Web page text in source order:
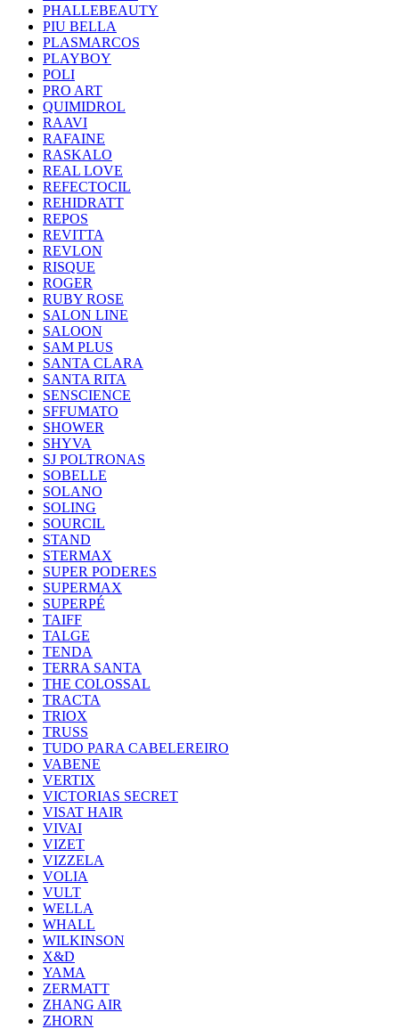
PHALLEBEAUTY
PIU BELLA
PLASMARCOS
PLAYBOY
POLI
PRO ART
QUIMIDROL
RAAVI
RAFAINE
RASKALO
REAL LOVE
REFECTOCIL
REHIDRATT
REPOS
REVITTA
REVLON
RISQUE
ROGER
RUBY ROSE
SALON LINE
SALOON
SAM PLUS
SANTA CLARA
SANTA RITA
SENSCIENCE
SFFUMATO
SHOWER
SHYVA
SJ POLTRONAS
SOBELLE
SOLANO
SOLING
SOURCIL
STAND
STERMAX
SUPER PODERES
SUPERMAX
SUPERPÉ
TAIFF
TALGE
TENDA
TERRA SANTA
THE COLOSSAL
TRACTA
TRIOX
TRUSS
TUDO PARA CABELEREIRO
VABENE
VERTIX
VICTORIAS SECRET
VISAT HAIR
VIVAI
VIZET
VIZZELA
VOLIA
VULT
WELLA
WHALL
WILKINSON
X&D
YAMA
ZERMATT
ZHANG AIR
ZHORN